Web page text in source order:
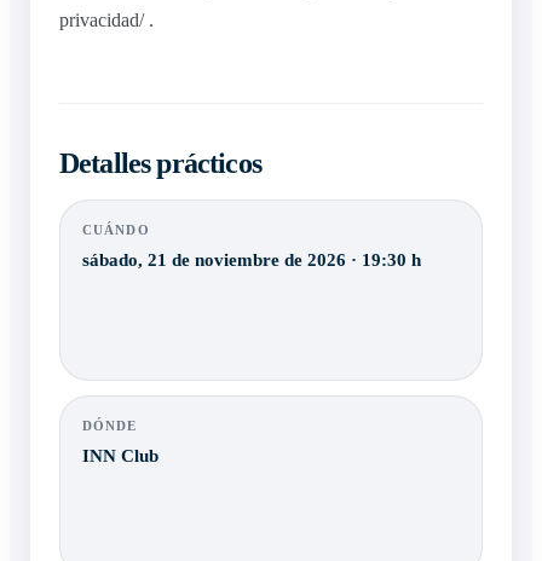
privacidad/ .
Detalles prácticos
CUÁNDO
sábado, 21 de noviembre de 2026 · 19:30 h
DÓNDE
INN Club